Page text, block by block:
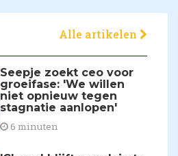
Alle artikelen
Seepje zoekt ceo voor
groeifase: 'We willen
niet opnieuw tegen
stagnatie aanlopen'
6 minuten